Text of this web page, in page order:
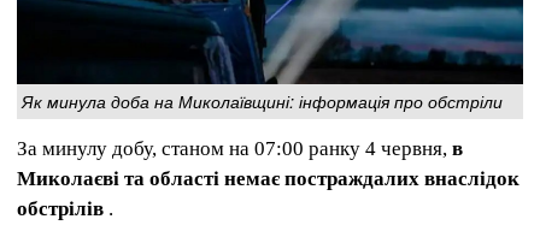
Як минула доба на Миколаївщині: інформація про обстріли
За минулу добу, станом на 07:00 ранку 4 червня, в
Миколаєві та області немає постраждалих внаслідок
обстрілів .